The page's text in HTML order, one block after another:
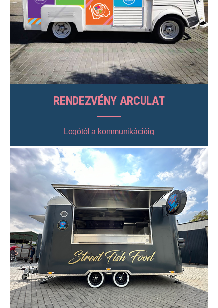
RENDEZVÉNY ARCULAT
Logótól a kommunikációig